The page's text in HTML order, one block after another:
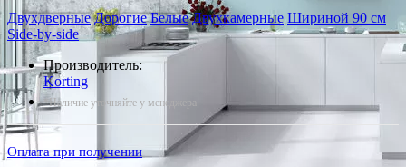
Двухдверные Дорогие Белые Двухкамерные Шириной 90 см
Side-by-side
Производитель:
Korting
*Наличие уточняйте у менеджера
Оплата при получении